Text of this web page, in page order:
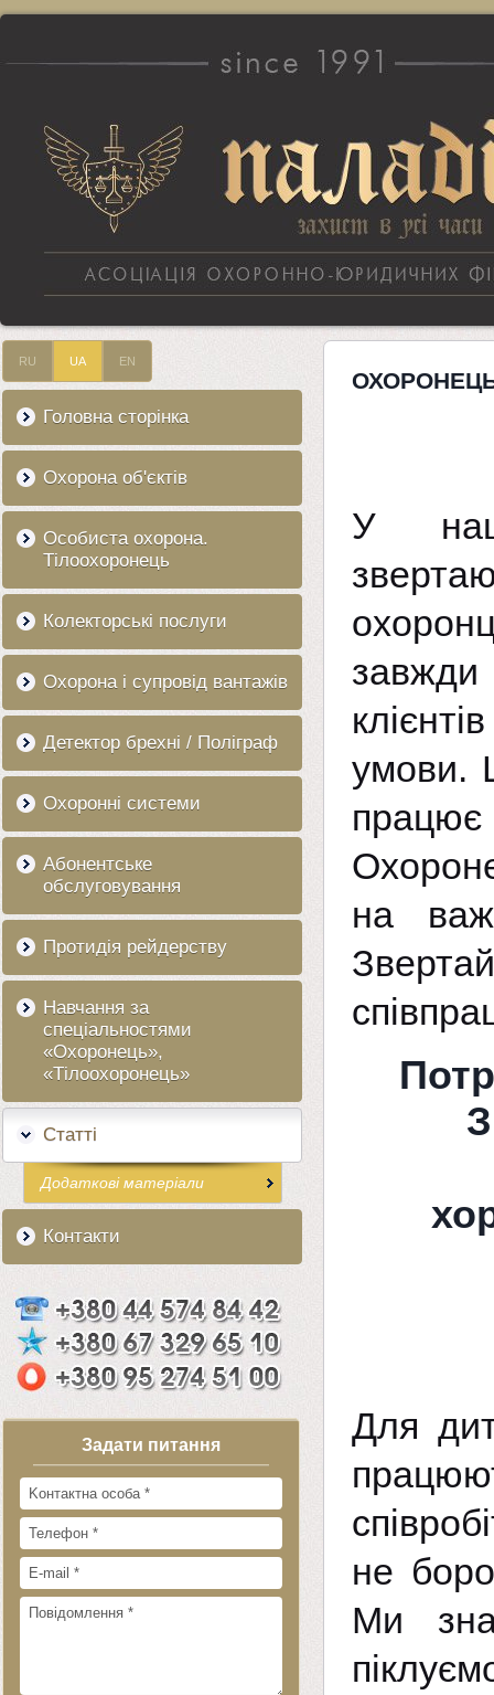
RU UA EN
Головна сторінка
Охорона об'єктів
Особиста охорона.
Тілоохоронець
Колекторські послуги
Охорона і супровід вантажів
Детектор брехні / Поліграф
Охоронні системи
Абонентське
обслуговування
Протидія рейдерству
Навчання за
спеціальностями
«Охоронець»,
«Тілоохоронець»
Статті
Додаткові матеріали
Контакти
Задати питання
У
завжди
умови.
на
Для
не
Ми